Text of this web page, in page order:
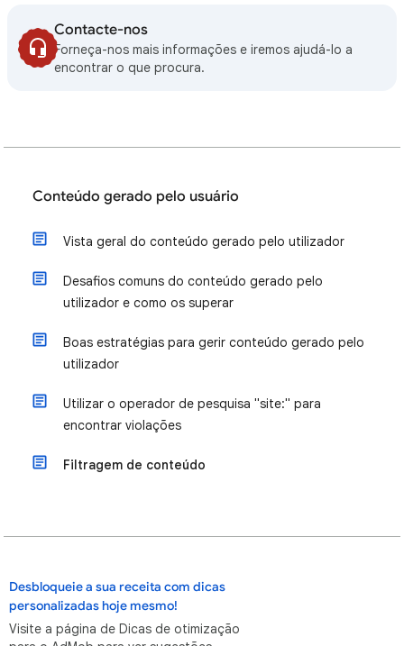
Contacte-nos
Forneça-nos mais informações e iremos ajudá-lo a
encontrar o que procura.
Conteúdo gerado pelo usuário
Vista geral do conteúdo gerado pelo utilizador
Desafios comuns do conteúdo gerado pelo
utilizador e como os superar
Boas estratégias para gerir conteúdo gerado pelo
utilizador
Utilizar o operador de pesquisa "site:" para
encontrar violações
Filtragem de conteúdo
Desbloqueie a sua receita com dicas
personalizadas hoje mesmo!
Visite a página de Dicas de otimização